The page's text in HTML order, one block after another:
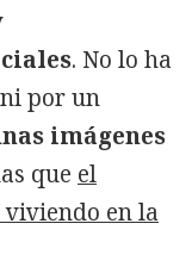
. No lo ha
por un
imágenes
que el
en la